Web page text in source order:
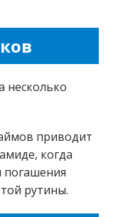
приводит
когда
погашения
рутины.